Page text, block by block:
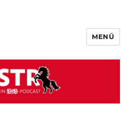
MENÜ